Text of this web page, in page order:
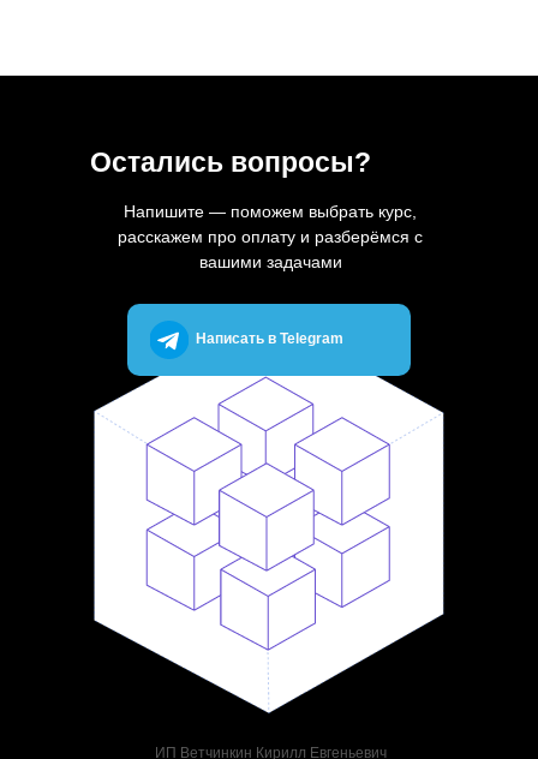
Остались вопросы?
Написать в Telegram
Напишите — поможем выбрать курс,
расскажем про оплату и разберёмся с
вашими задачами
ИП Ветчинкин Кирилл Евгеньевич